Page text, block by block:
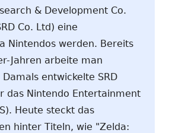
& Development Co.
Co. Ltd) eine
Nintendos werden. Bereits
Jahren arbeite man
entwickelte SRD
das Nintendo Entertainment
Heute steckt das
hinter Titeln, wie "Zelda: